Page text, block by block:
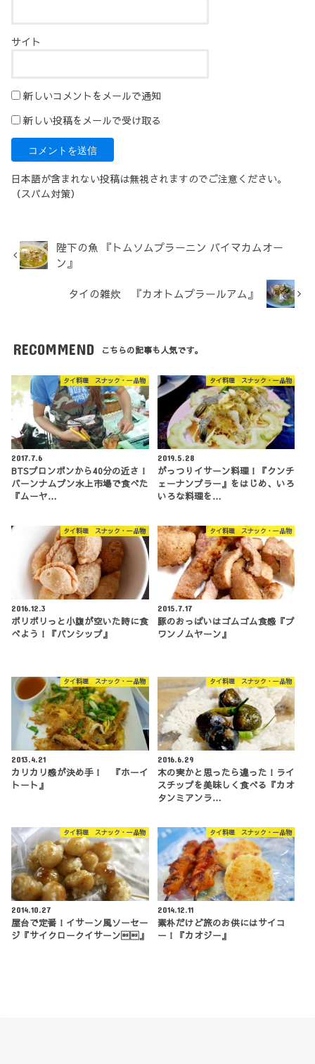
サイト
新しいコメントをメールで通知
新しい投稿をメールで受け取る
日本語が含まれない投稿は無視されますのでご注意ください。
（スパム対策）
陛下の魚 『トムソムプラーニン バイマカムオー
ン』
タイの雑炊 『カオトムプラールアム』
RECOMMEND こちらの記事も人気です。
タイ料理 スナック・一品物
2017.7.6
BTSプロンポンから40分の近さ！
バーンナムプン水上市場で食べた
『ムーヤ…
タイ料理 スナック・一品物
2019.5.28
がっつりイサーン料理！『クンチ
ェーナンプラー』をはじめ、いろ
いろな料理を…
タイ料理 スナック・一品物
2016.12.3
ポリポリっと小腹が空いた時に食
べよう！『パンシップ』
タイ料理 スナック・一品物
2015.7.17
豚のおっぱいはゴムゴム食感『プ
ワンノムヤーン』
タイ料理 スナック・一品物
2013.4.21
カリカリ感が決め手！ 『ホーイ
トート』
タイ料理 スナック・一品物
2016.6.29
木の実かと思ったら違った！ライ
スチップを美味しく食べる『カオ
タンミアンラ…
タイ料理 スナック・一品物
2014.10.27
屋台で定番！イサーン風ソーセー
ジ『サイクロークイサーン』
タイ料理 スナック・一品物
2014.12.11
素朴だけど旅のお供にはサイコ
ー！『カオジー』